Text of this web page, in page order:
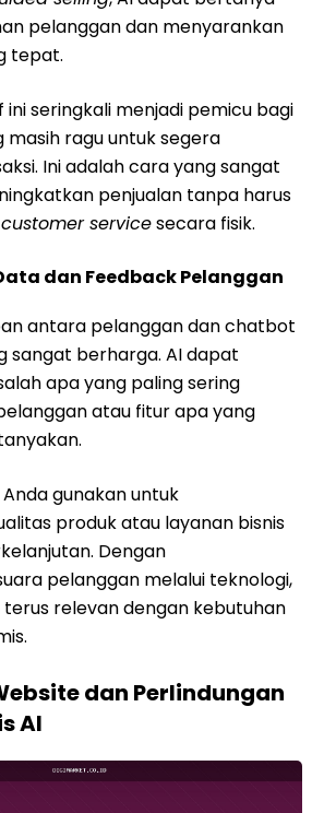
pelanggan dan menyarankan
tepat.
seringkali menjadi pemicu bagi
masih ragu untuk segera
Ini adalah cara yang sangat
penjualan tanpa harus
customer servicesecara fisik.
dan Feedback Pelanggan
antara pelanggan dan chatbot
sangat berharga. AI dapat
apa yang paling sering
atau fitur apa yang
gunakan untuk
produk atau layanan bisnis
Dengan
pelanggan melalui teknologi,
terus relevan dengan kebutuhan
dan Perlindungan
AI